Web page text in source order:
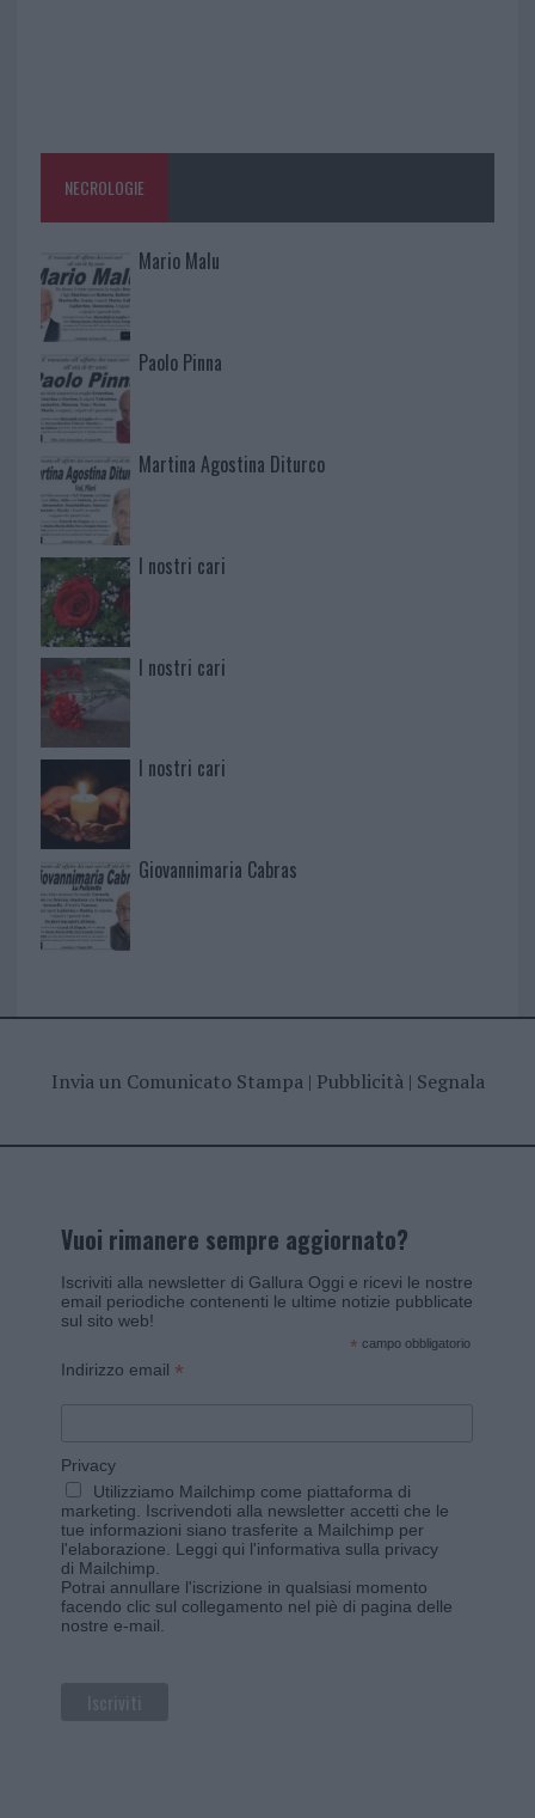
NECROLOGIE
Mario Malu
Paolo Pinna
Martina Agostina Diturco
I nostri cari
I nostri cari
I nostri cari
Giovannimaria Cabras
Invia un Comunicato Stampa| Pubblicità| Segnala
Vuoi rimanere sempre aggiornato?
Iscriviti alla newsletter di Gallura Oggi e ricevi le nostre
email periodiche contenenti le ultime notizie pubblicate
sul sito web!
* campo obbligatorio
Indirizzo email *
Privacy
Utilizziamo Mailchimp come piattaforma di
marketing. Iscrivendoti alla newsletter accetti che le
tue informazioni siano trasferite a Mailchimp per
l'elaborazione. Leggi qui l'informativa sulla privacy
di Mailchimp
Potrai annullare l'iscrizione in qualsiasi momento
facendo clic sul collegamento nel piè di pagina delle
nostre e-mail.